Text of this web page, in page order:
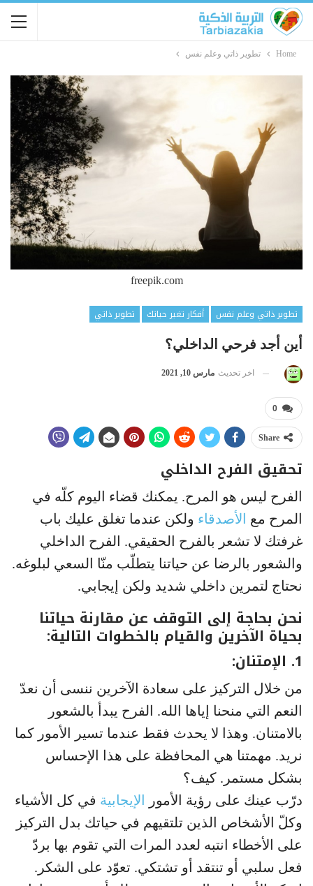
Home تطوير ذاتي وعلم نفس
freepik.com
تطوير ذاتي وعلم نفس أفكار تغير حياتك
تطوير ذاتي
أين أجد فرحي الداخلي؟
اخر تحديث مارس 10, 2021
0
Share
تحقيق الفرح الداخلي
الفرح ليس هو المرح. يمكنك قضاء اليوم كلّه في
المرح مع الأصدقاء ولكن عندما تغلق عليك باب
غرفتك لا تشعر بالفرح الحقيقي. الفرح الداخلي
والشعور بالرضا عن حياتنا يتطلّب منّا السعي لبلوغه.
نحتاج لتمرين داخلي شديد ولكن إيجابي.
نحن بحاجة إلى التوقف عن مقارنة حياتنا
بحياة الآخرين والقيام بالخطوات التالية:
1. الإمتنان:
من خلال التركيز على سعادة الآخرين ننسى أن نعدّ
النعم التي منحنا إياها الله. الفرح يبدأ بالشعور
بالامتنان. وهذا لا يحدث فقط عندما تسير الأمور كما
نريد. مهمتنا هي المحافظة على هذا الإحساس
بشكل مستمر. كيف؟
درّب عينك على رؤية الأمور الإيجابية في كل الأشياء
وكلّ الأشخاص الذين تلتقيهم في حياتك بدل التركيز
على الأخطاء انتبه لعدد المرات التي تقوم بها بردّ
فعل سلبي أو تنتقد أو تشتكي. تعوّد على الشكر.